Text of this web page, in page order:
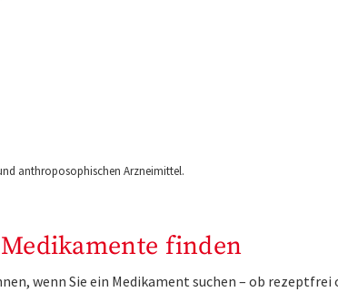
anthroposophischen Arzneimittel.
finden
wenn Sie ein Medikament suchen – ob